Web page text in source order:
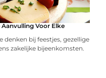
Voor Elke
denken bij feestjes, gezellige
zakelijke bijeenkomsten.